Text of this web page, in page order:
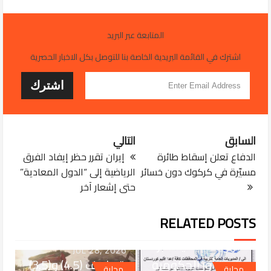
المتابعة عبر البريد
اشترك في القائمة البريدية الخاصة بنا للتوصل بكل الاخبار الحصرية
التالي
إيران تقرر حظر إيفاد الفرق
الرياضية إلى “الدول المعادية”
حتى إشعار آخر
السابق
الدفاع تعلن إسقاط طائرة
مسيّرة في كركوك دون خسائر
RELATED POSTS
غلق المؤسسات
التربوية الأهلية عبر
منصة أور الحكومية
JUL 28, 2026
بتصاريف (4.5) و(3.5)